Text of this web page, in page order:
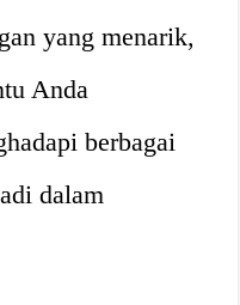
yang menarik,
Anda
berbagai
dalam